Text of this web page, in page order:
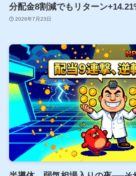
分配金8割減でもリターン
2026年7月23日